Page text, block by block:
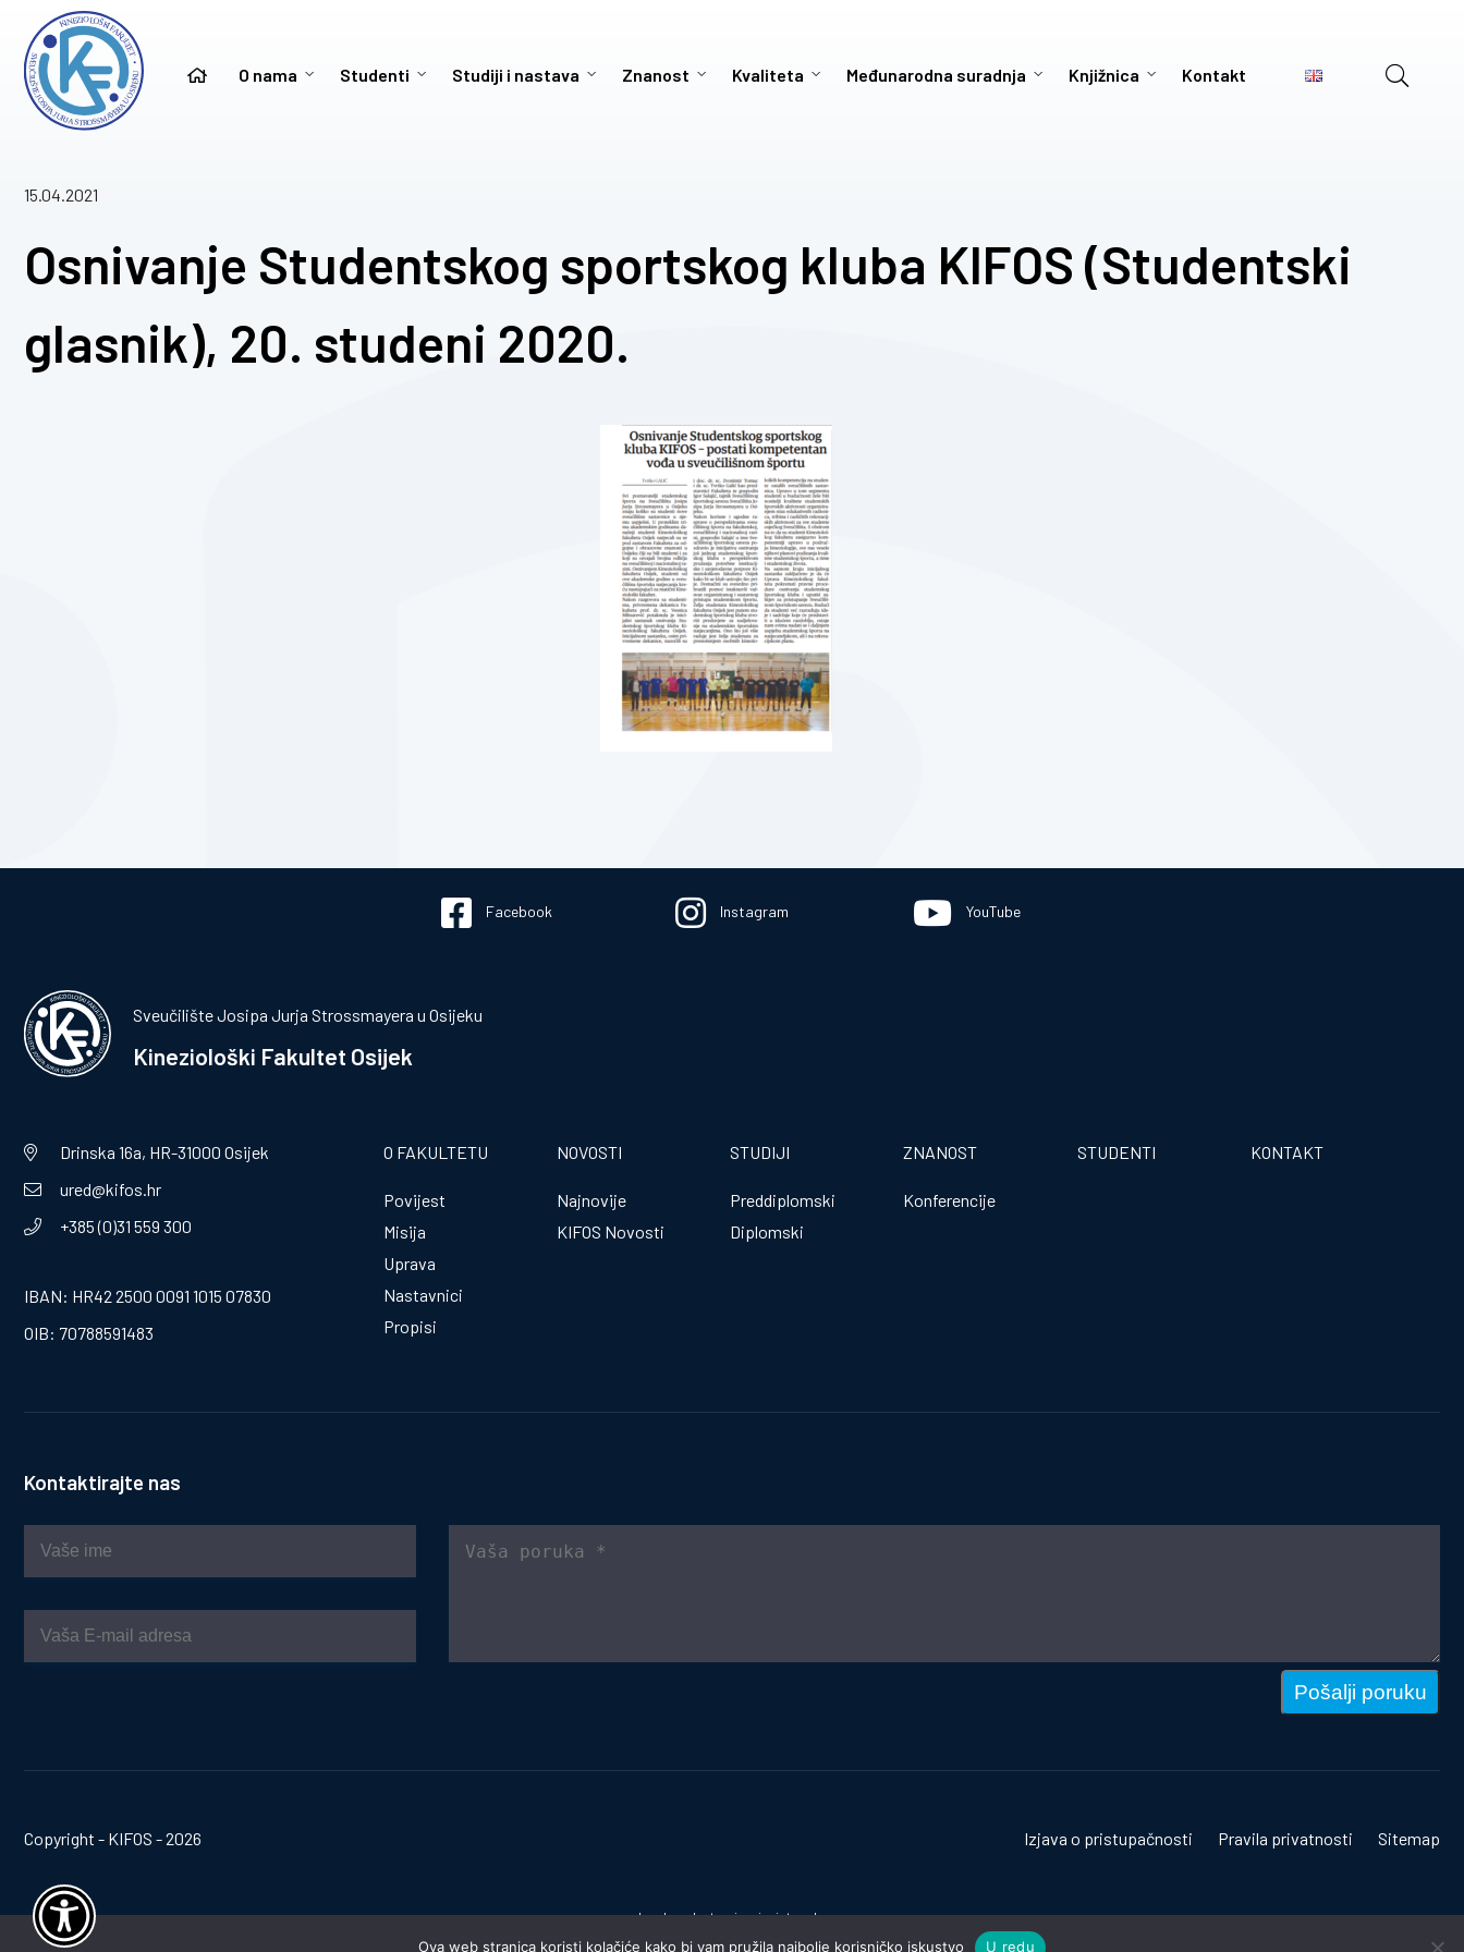
O nama Studenti Studiji i nastava Znanost Kvaliteta Međunarodna suradnja Knjižnica Kontakt
15.04.2021
Osnivanje Studentskog sportskog kluba KIFOS (Studentski
glasnik), 20. studeni 2020.
Facebook Instagram YouTube
Sveučilište Josipa Jurja Strossmayera u Osijeku
Kineziološki Fakultet Osijek
Drinska 16a, HR-31000 Osijek
ured@kifos.hr
+385 (0)31 559 300
IBAN: HR42 2500 0091 1015 07830
OIB: 70788591483
O FAKULTETU
Povijest
Misija
Uprava
Nastavnici
Propisi
NOVOSTI
Najnovije
KIFOS Novosti
STUDIJI
Preddiplomski
Diplomski
ZNANOST
Konferencije
STUDENTI KONTAKT
Kontaktirajte nas
Pošalji poruku
Copyright - KIFOS - 2026 Izjava o pristupačnosti Pravila privatnosti Sitemap
Izrada web stranica:invictum.hr
Ova web stranica koristi kolačiće kako bi vam pružila najbolje korisničko iskustvo U redu